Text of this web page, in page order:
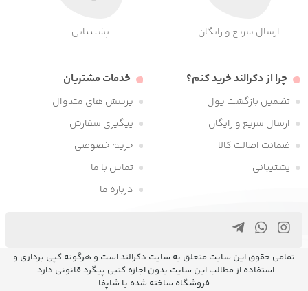
ارسال سریع و رایگان پشتیبانی
چرا از دکرالند خرید کنم؟
تضمین بازگشت پول
ارسال سریع و رایگان
ضمانت اصالت کالا
پشتیبانی
خدمات مشتریان
پرسش های متدوال
پیگیری سفارش
حریم خصوصی
تماس با ما
درباره ما
تمامی حقوق این سایت متعلق به سایت دکرالند است و هرگونه کپی برداری و
استفاده از مطالب این سایت بدون اجازه کتبی پیگرد قانونی دارد.
فروشگاه ساخته شده با شاپفا